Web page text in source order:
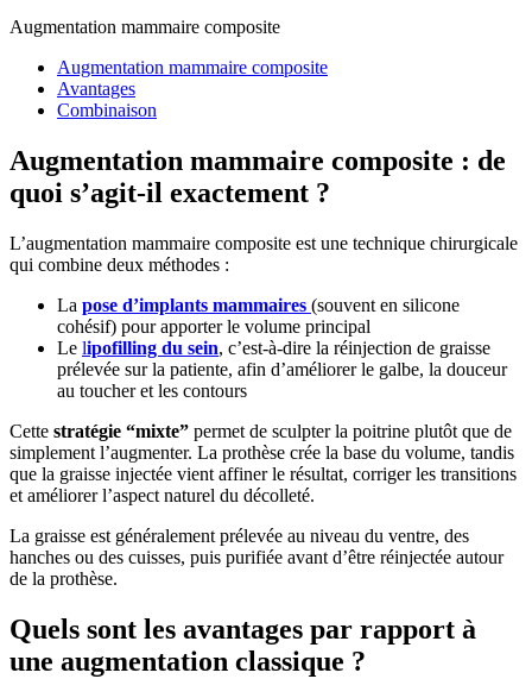
Augmentation mammaire composite
Augmentation mammaire composite
Avantages
Combinaison
Augmentation mammaire composite : de
quoi s’agit-il exactement ?
L’augmentation mammaire composite est une technique chirurgicale
qui combine deux méthodes :
La pose d’implants mammaires (souvent en silicone
cohésif) pour apporter le volume principal
Le lipofilling du sein, c’est-à-dire la réinjection de graisse
prélevée sur la patiente, afin d’améliorer le galbe, la douceur
au toucher et les contours
Cette stratégie “mixte” permet de sculpter la poitrine plutôt que de
simplement l’augmenter. La prothèse crée la base du volume, tandis
que la graisse injectée vient affiner le résultat, corriger les transitions
et améliorer l’aspect naturel du décolleté.
La graisse est généralement prélevée au niveau du ventre, des
hanches ou des cuisses, puis purifiée avant d’être réinjectée autour
de la prothèse.
Quels sont les avantages par rapport à
une augmentation classique ?